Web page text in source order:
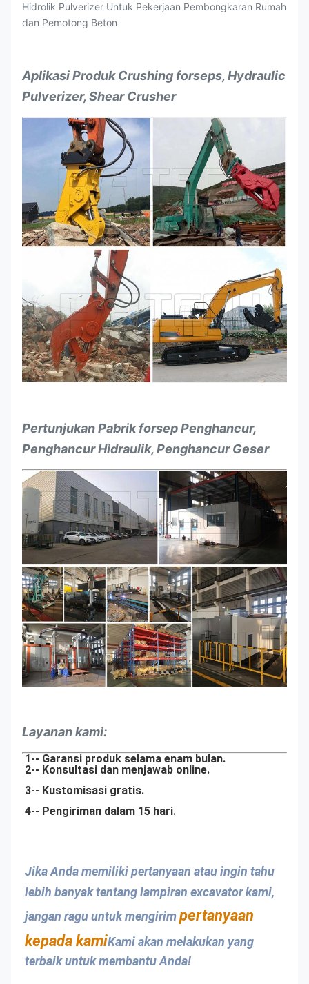
cm²
Hidrolik Pulverizer Untuk Pekerjaan Pembongkaran Rumah
dan Pemotong Beton
Aplikasi Produk Crushing forseps, Hydraulic
Pulverizer, Shear Crusher
Pertunjukan Pabrik forsep Penghancur,
Penghancur Hidraulik, Penghancur Geser
Layanan kami:
1-- Garansi produk selama enam bulan.
2-- Konsultasi dan menjawab online.
3-- Kustomisasi gratis.
4-- Pengiriman dalam 15 hari.
Jika Anda memiliki pertanyaan atau ingin tahu
lebih banyak tentang lampiran excavator kami,
jangan ragu untuk mengirim pertanyaan
kepada kamiKami akan melakukan yang
terbaik untuk membantu Anda!